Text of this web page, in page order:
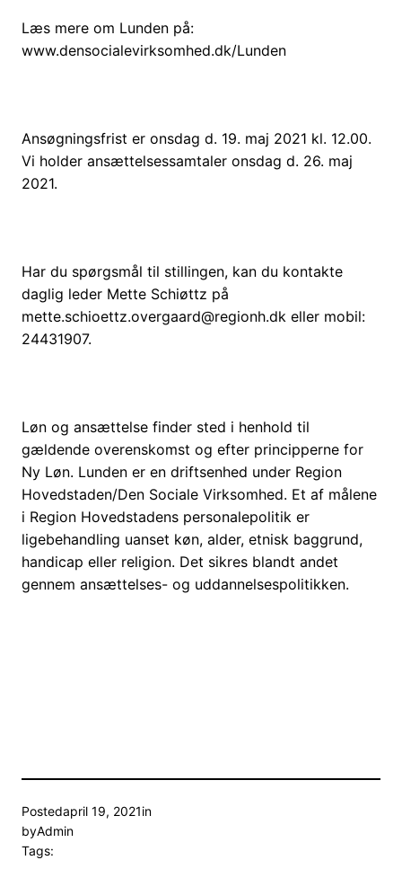
Læs mere om Lunden på:
www.densocialevirksomhed.dk/Lunden
Ansøgningsfrist er onsdag d. 19. maj 2021 kl. 12.00.
Vi holder ansættelsessamtaler onsdag d. 26. maj
2021.
Har du spørgsmål til stillingen, kan du kontakte
daglig leder Mette Schiøttz på
mette.schioettz.overgaard@regionh.dk eller mobil:
24431907.
Løn og ansættelse finder sted i henhold til
gældende overenskomst og efter principperne for
Ny Løn. Lunden er en driftsenhed under Region
Hovedstaden/Den Sociale Virksomhed. Et af målene
i Region Hovedstadens personalepolitik er
ligebehandling uanset køn, alder, etnisk baggrund,
handicap eller religion. Det sikres blandt andet
gennem ansættelses- og uddannelsespolitikken.
Postedapril 19, 2021in
byAdmin
Tags: